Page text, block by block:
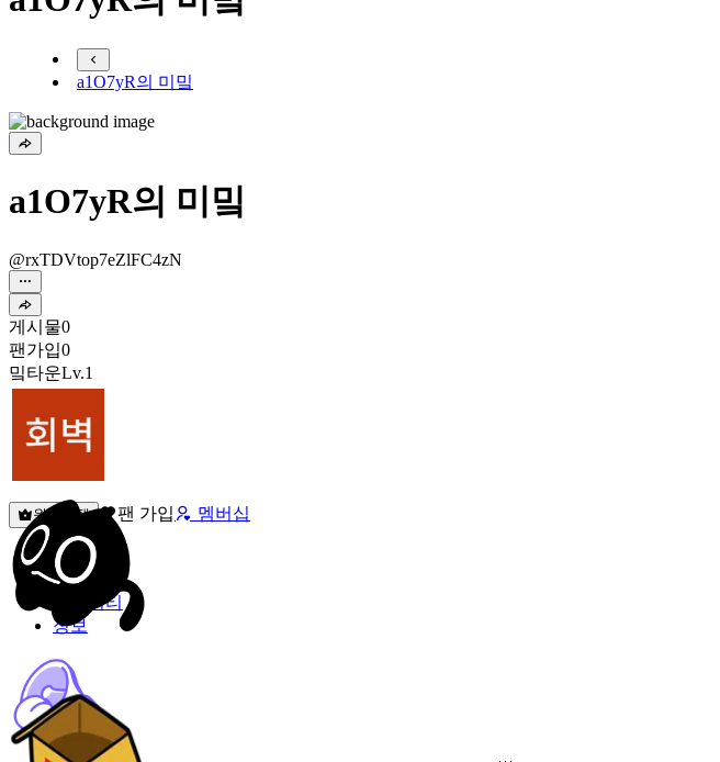
a1O7yR의 미밐
a1O7yR의 미밐
@rxTDVtop7eZlFC4zN
게시물0
팬가입0
밐타운Lv.1
원픽선택 팬 가입 멤버십
밐타운
피드
커뮤니티
정보